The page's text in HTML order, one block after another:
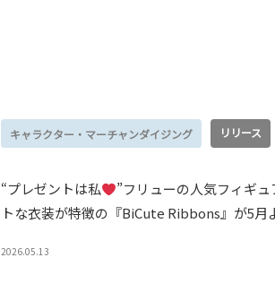
キャラクター・マーチャンダイジング リリース
“プレゼントは私
”フリューの人気フィギ
トな衣装が特徴の『BiCute Ribbons』が5月
2026.05.13